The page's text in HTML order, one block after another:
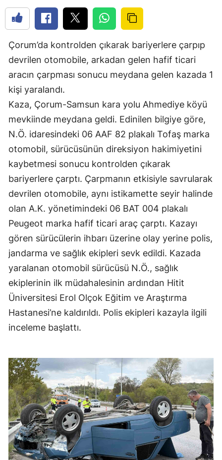
Çorum’da kontrolden çıkarak bariyerlere çarpıp
devrilen otomobile, arkadan gelen hafif ticari
aracın çarpması sonucu meydana gelen kazada 1
kişi yaralandı.
Kaza, Çorum-Samsun kara yolu Ahmediye köyü
mevkiinde meydana geldi. Edinilen bilgiye göre,
N.Ö. idaresindeki 06 AAF 82 plakalı Tofaş marka
otomobil, sürücüsünün direksiyon hakimiyetini
kaybetmesi sonucu kontrolden çıkarak
bariyerlere çarptı. Çarpmanın etkisiyle savrularak
devrilen otomobile, aynı istikamette seyir halinde
olan A.K. yönetimindeki 06 BAT 004 plakalı
Peugeot marka hafif ticari araç çarptı. Kazayı
gören sürücülerin ihbarı üzerine olay yerine polis,
jandarma ve sağlık ekipleri sevk edildi. Kazada
yaralanan otomobil sürücüsü N.Ö., sağlık
ekiplerinin ilk müdahalesinin ardından Hitit
Üniversitesi Erol Olçok Eğitim ve Araştırma
Hastanesi’ne kaldırıldı. Polis ekipleri kazayla ilgili
inceleme başlattı.